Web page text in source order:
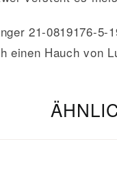
21-0819176-
einen Hauch